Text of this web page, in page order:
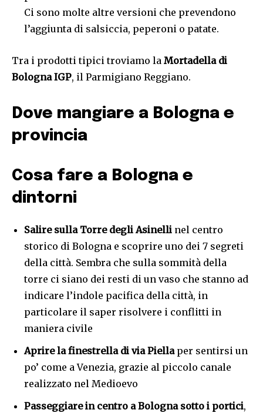
Ci sono molte altre versioni che prevendono
l’aggiunta di salsiccia, peperoni o patate.
Tra i prodotti tipici troviamo la Mortadella di
Bologna IGP, il Parmigiano Reggiano.
Dove mangiare a Bologna e
provincia
Cosa fare a Bologna e
dintorni
Salire sulla Torre degli Asinelli nel centro
storico di Bologna e scoprire uno dei 7 segreti
della città. Sembra che sulla sommità della
torre ci siano dei resti di un vaso che stanno ad
indicare l’indole pacifica della città, in
particolare il saper risolvere i conflitti in
maniera civile
Aprire la finestrella di via Piellaper sentirsi un
po’ come a Venezia, grazie al piccolo canale
realizzato nel Medioevo
Passeggiare in centro a Bologna sotto i portici,